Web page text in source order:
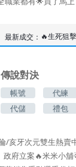
最新成交：
代刷
🔥愛奇藝
傳說對決
帳號
代練
代儲
禮包